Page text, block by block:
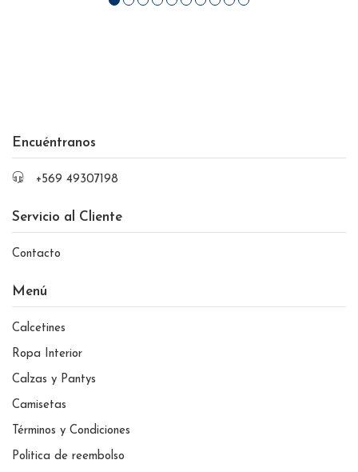
Encuéntranos
+569 49307198
Servicio al Cliente
Contacto
Menú
Calcetines
Ropa Interior
Calzas y Pantys
Camisetas
Términos y Condiciones
Politica de reembolso